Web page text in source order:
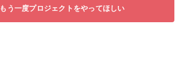
もう一度プロジェクトをやってほしい